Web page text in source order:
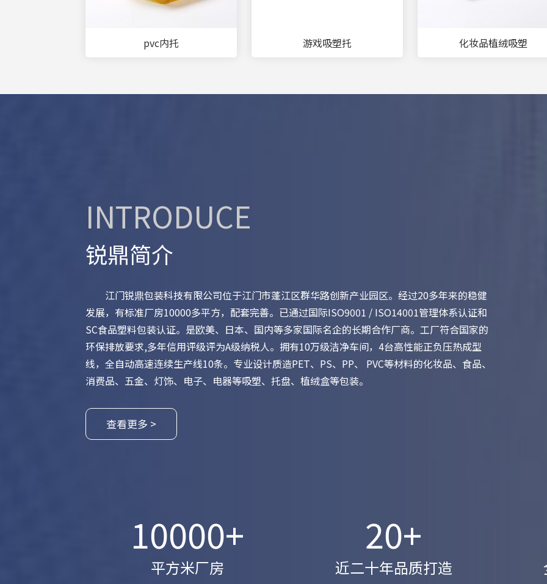
pvc内托 游戏吸塑托 化妆品植绒吸塑
INTRODUCE
锐鼎简介
江门锐鼎包装科技有限公司位于江门市蓬江区群华路创新产业园区。经过20多年来的稳健
发展，有标准厂房10000多平方，配套完善。已通过国际ISO9001 / ISO14001管理体系认证和
SC食品塑料包装认证。是欧美、日本、国内等多家国际名企的长期合作厂商。工厂符合国家的
环保排放要求,多年信用评级评为A级纳税人。拥有10万级洁净车间，4台高性能正负压热成型
线，全自动高速连续生产线10条。专业设计质造PET、PS、PP、 PVC等材料的化妆品、食品、
消费品、五金、灯饰、电子、电器等吸塑、托盘、植绒盒等包装。
查看更多 >
10000+
平方米厂房
20+
近二十年品质打造